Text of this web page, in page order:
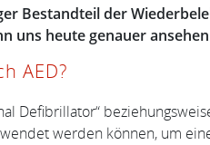
Bestandteil der
uns heute genauer
AED?
Defibrillator“
werden können, um